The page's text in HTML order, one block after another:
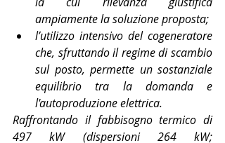
ampiamente la soluzione proposta;
l’utilizzo intensivo del cogeneratore
che, sfruttando il regime di scambio
sul posto, permette un sostanziale
equilibrio tra la domanda e
l'autoproduzione elettrica.
Raffrontando il fabbisogno termico di
497 kW (dispersioni 264 kW;